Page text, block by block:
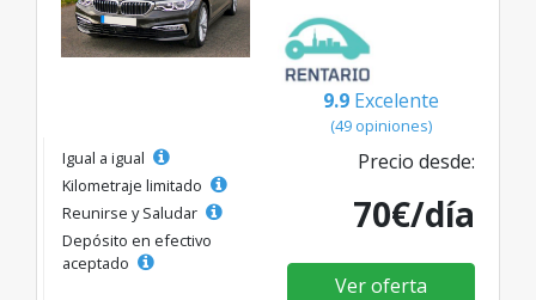
9.9 Excelente
(49 opiniones)
Igual a igual
Kilometraje limitado
Reunirse y Saludar
Depósito en efectivo
aceptado
Precio desde:
70€/día
Ver oferta